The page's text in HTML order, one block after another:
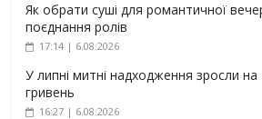
Як обрати суші для романтичної
поєднання ролів
17:14 | 6.08.2026
У липні митні надходження зросли на
гривень
16:27 | 6.08.2026